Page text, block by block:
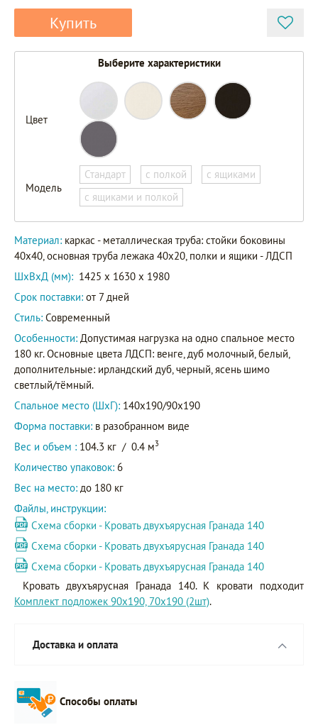
Купить
Выберите характеристики
Цвет
Модель
Стандарт с полкой
с ящиками
с ящиками и полкой
Гранада
140
Гранада
П 140
Гранада
Гранада
ПЯЯ
Материал: каркас - металлическая труба: стойки боковины
40х40, основная труба лежака 40х20, полки и ящики - ЛДСП
ШxВxД (мм): 1425 x 1630 x 1980
Срок поставки: от 7 дней
Стиль: Современный
Особенности: Допустимая нагрузка на одно спальное место
180 кг. Основные цвета ЛДСП: венге, дуб молочный, белый,
дополнительные: ирландский дуб, черный, ясень шимо
светлый/тёмный.
Спальное место (ШхГ): 140х190/90х190
Форма поставки: в разобранном виде
Вес и объем : 104.3 кг / 0.4 м3
Количество упаковок: 6
Вес на место: до 180 кг
Файлы, инструкции:
Схема сборки - Кровать двухъярусная Гранада 140
Схема сборки - Кровать двухъярусная Гранада 140
Схема сборки - Кровать двухъярусная Гранада 140
Кровать двухъярусная Гранада 140. К кровати подходит
Комплект подложек 90х190, 70х190 (2шт).
Доставка и оплата
Способы оплаты